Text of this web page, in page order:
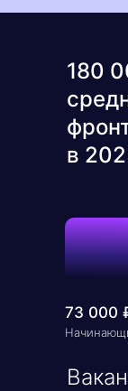
73 000
180
в